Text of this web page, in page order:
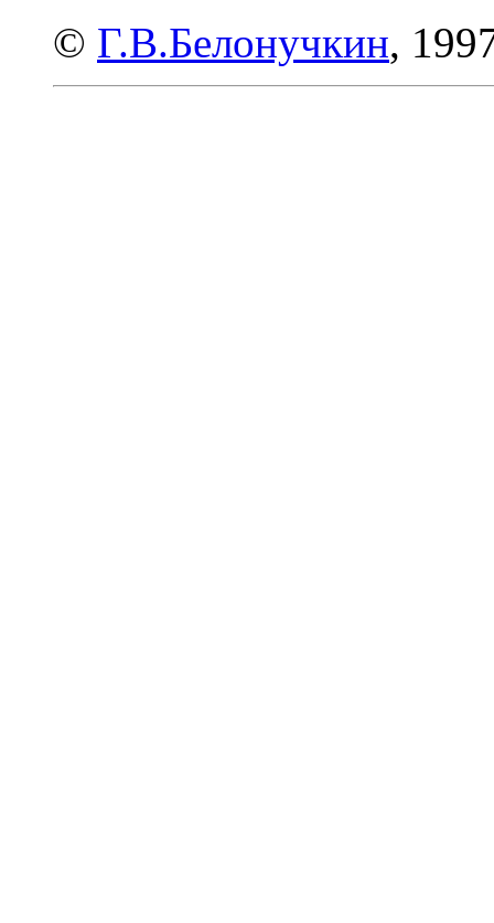
© Г.В.Белонучкин,